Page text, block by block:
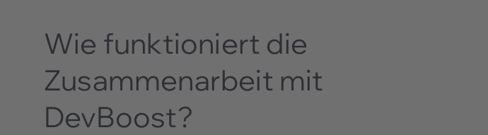
Wie funktioniert die
Zusammenarbeit mit
DevBoost?